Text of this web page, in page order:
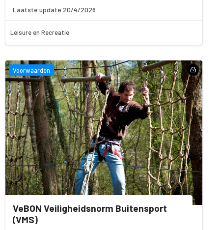
Laatste update 20/4/2026
Leisure en Recreatie
Voorwaarden
VeBON Veiligheidsnorm Buitensport
(VMS)